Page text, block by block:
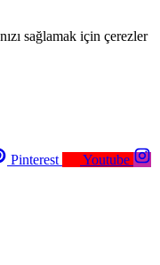
sağlamak için çerezler
Pinterest
Youtube